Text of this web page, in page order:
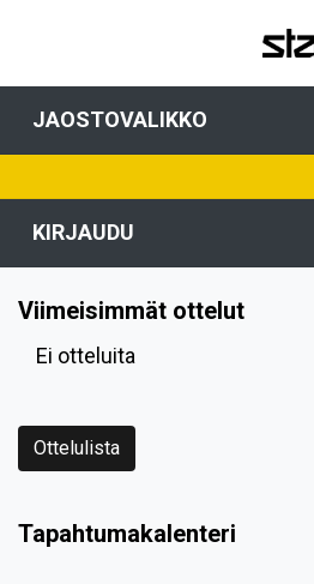
JAOSTOVALIKKO
KIRJAUDU
Viimeisimmät ottelut
Ei otteluita
Ottelulista
Tapahtumakalenteri